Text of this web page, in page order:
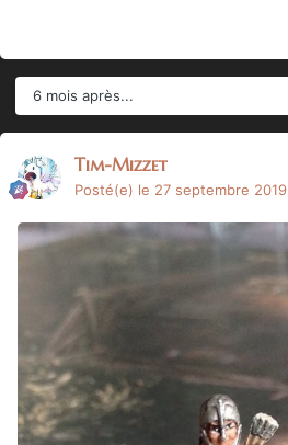
6 mois après...
Tim-Mizzet
Posté(e) le 27 septembre 2019